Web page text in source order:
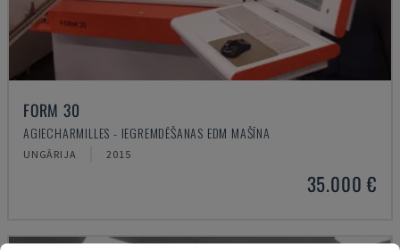
FORM 30
AGIECHARMILLES - IEGREMDĒŠANAS EDM MAŠĪNA
UNGĀRIJA 2015
35.000 €